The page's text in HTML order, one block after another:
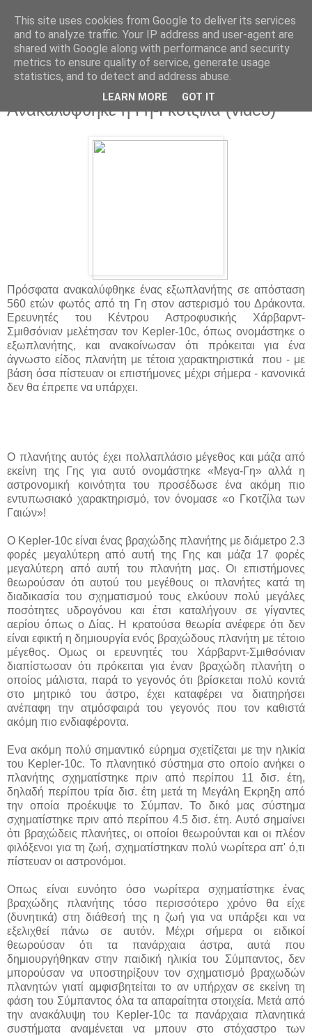
Ανακαλύφθηκε η Γη-Γκοτζίλα (video)
Πρόσφατα ανακαλύφθηκε ένας εξωπλανήτης σε απόσταση
560 ετών φωτός από τη Γη στον αστερισμό του Δράκοντα.
Ερευνητές του Κέντρου Αστροφυσικής Χάρβαρντ-
Σμιθσόνιαν μελέτησαν τον Kepler-10c, όπως ονομάστηκε ο
εξωπλανήτης, και ανακοίνωσαν ότι πρόκειται για ένα
άγνωστο είδος πλανήτη με τέτοια χαρακτηριστικά που - με
βάση όσα πίστευαν οι επιστήμονες μέχρι σήμερα - κανονικά
δεν θα έπρεπε να υπάρχει.
Ο πλανήτης αυτός έχει πολλαπλάσιο μέγεθος και μάζα από
εκείνη της Γης για αυτό ονομάστηκε «Μεγα-Γη» αλλά η
αστρονομική κοινότητα του προσέδωσε ένα ακόμη πιο
εντυπωσιακό χαρακτηρισμό, τον όνομασε «ο Γκοτζίλα των
Γαιών»!
Ο Kepler-10c είναι ένας βραχώδης πλανήτης με διάμετρο 2.3
φορές μεγαλύτερη από αυτή της Γης και μάζα 17 φορές
μεγαλύτερη από αυτή του πλανήτη μας. Οι επιστήμονες
θεωρούσαν ότι αυτού του μεγέθους οι πλανήτες κατά τη
διαδικασία του σχηματισμού τους ελκύουν πολύ μεγάλες
ποσότητες υδρογόνου και έτσι καταλήγουν σε γίγαντες
αερίου όπως ο Δίας. Η κρατούσα θεωρία ανέφερε ότι δεν
είναι εφικτή η δημιουργία ενός βραχώδους πλανήτη με τέτοιο
μέγεθος. Ομως οι ερευνητές του Χάρβαρντ-Σμιθσόνιαν
διαπίστωσαν ότι πρόκειται για έναν βραχώδη πλανήτη ο
οποίος μάλιστα, παρά το γεγονός ότι βρίσκεται πολύ κοντά
στο μητρικό του άστρο, έχει καταφέρει να διατηρήσει
ανέπαφη την ατμόσφαιρά του γεγονός που τον καθιστά
ακόμη πιο ενδιαφέροντα.
Ενα ακόμη πολύ σημαντικό εύρημα σχετίζεται με την ηλικία
του Kepler-10c. Το πλανητικό σύστημα στο οποίο ανήκει ο
πλανήτης σχηματίστηκε πριν από περίπου 11 δισ. έτη,
δηλαδή περίπου τρία δισ. έτη μετά τη Μεγάλη Εκρηξη από
την οποία προέκυψε το Σύμπαν. Το δικό μας σύστημα
σχηματίστηκε πριν από περίπου 4.5 δισ. έτη. Αυτό σημαίνει
ότι βραχώδεις πλανήτες, οι οποίοι θεωρούνται και οι πλέον
φιλόξενοι για τη ζωή, σχηματίστηκαν πολύ νωρίτερα απ' ό,τι
πίστευαν οι αστρονόμοι.
Οπως είναι ευνόητο όσο νωρίτερα σχηματίστηκε ένας
βραχώδης πλανήτης τόσο περισσότερο χρόνο θα είχε
(δυνητικά) στη διάθεσή της η ζωή για να υπάρξει και να
εξελιχθεί πάνω σε αυτόν. Μέχρι σήμερα οι ειδικοί
θεωρούσαν ότι τα πανάρχαια άστρα, αυτά που
δημιουργήθηκαν στην παιδική ηλικία του Σύμπαντος, δεν
μπορούσαν να υποστηρίξουν τον σχηματισμό βραχωδών
πλανητών γιατί αμφισβητείται το αν υπήρχαν σε εκείνη τη
φάση του Σύμπαντος όλα τα απαραίτητα στοιχεία. Μετά από
την ανακάλυψη του Kepler-10c τα πανάρχαια πλανητικά
συστήματα αναμένεται να μπουν στο στόχαστρο των
This site uses cookies from Google to deliver its services
and to analyze traffic. Your IP address and user-agent are
shared with Google along with performance and security
metrics to ensure quality of service, generate usage
statistics, and to detect and address abuse.
LEARN MORE GOT IT